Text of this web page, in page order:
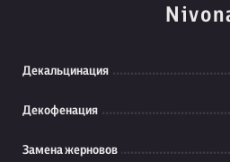
Декальцинация
Декофенация
Замена жерновов